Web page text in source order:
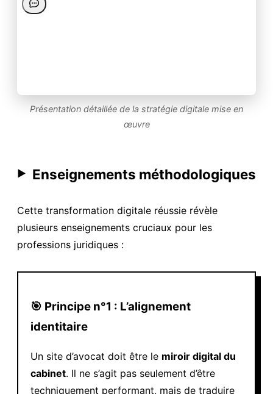
Présentation détaillée de la stratégie digitale mise en
œuvre
▶ Enseignements méthodologiques
Cette transformation digitale réussie révèle
plusieurs enseignements cruciaux pour les
professions juridiques :
🎯 Principe n°1 : L’alignement
identitaire
Un site d’avocat doit être le miroir digital du
cabinet. Il ne s’agit pas seulement d’être
techniquement performant, mais de traduire